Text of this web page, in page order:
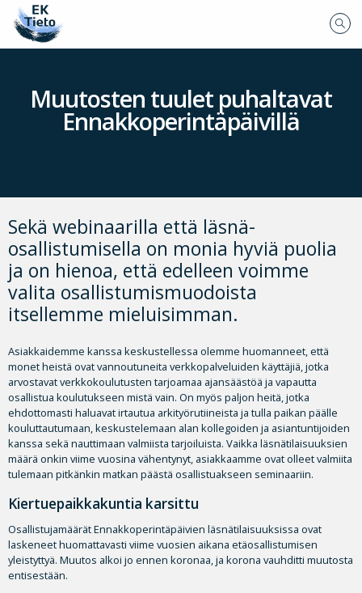
Muutosten tuulet puhaltavat
Ennakkoperintäpäivillä
Sekä webinaarilla että läsnä-
osallistumisella on monia hyviä puolia
ja on hienoa, että edelleen voimme
valita osallistumismuodoista
itsellemme mieluisimman.
Asiakkaidemme kanssa keskustellessa olemme huomanneet, että
monet heistä ovat vannoutuneita verkkopalveluiden käyttäjiä, jotka
arvostavat verkkokoulutusten tarjoamaa ajansäästöä ja vapautta
osallistua koulutukseen mistä vain. On myös paljon heitä, jotka
ehdottomasti haluavat irtautua arkityörutiineista ja tulla paikan päälle
kouluttautumaan, keskustelemaan alan kollegoiden ja asiantuntijoiden
kanssa sekä nauttimaan valmiista tarjoiluista. Vaikka läsnätilaisuuksien
määrä onkin viime vuosina vähentynyt, asiakkaamme ovat olleet valmiita
tulemaan pitkänkin matkan päästä osallistuakseen seminaariin.
Kiertuepaikkakuntia karsittu
Osallistujamäärät Ennakkoperintäpäivien läsnätilaisuuksissa ovat
laskeneet huomattavasti viime vuosien aikana etäosallistumisen
yleistyttyä. Muutos alkoi jo ennen koronaa, ja korona vauhditti muutosta
entisestään.